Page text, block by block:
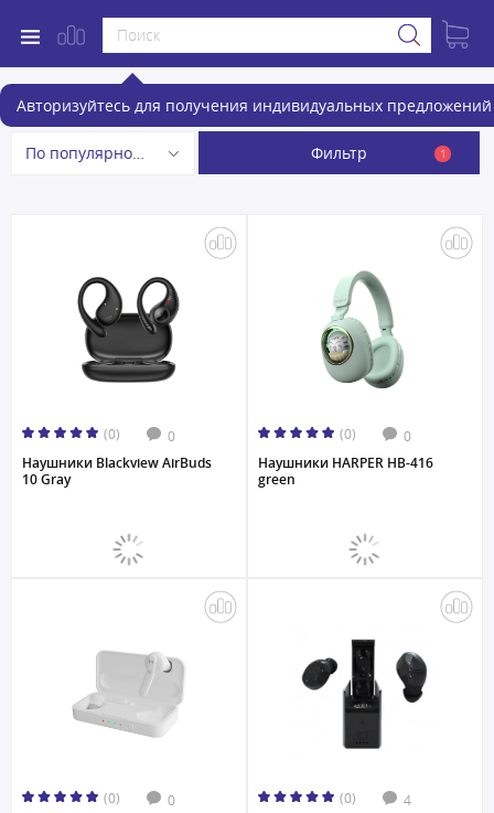
Авторизуйтесь для получения индивидуальных предложений
Беспроводные наушники
По популярности Фильтр 1
(0) 0
Наушники Blackview AirBuds
10 Gray
(0) 0
Наушники HARPER HB-416
green
(0) 0 (0) 4